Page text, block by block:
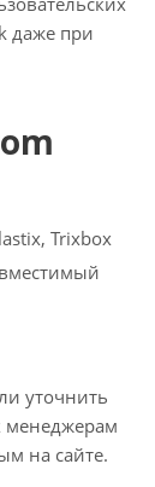
даже при
Trixbox
уточнить
менеджерам
на сайте.